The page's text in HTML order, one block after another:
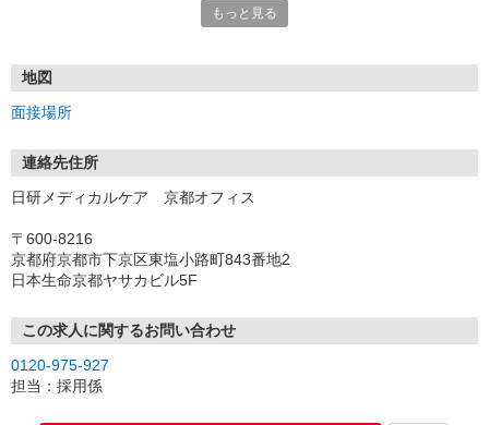
もっと見る
地図
面接場所
連絡先住所
日研メディカルケア 京都オフィス
〒600-8216
京都府京都市下京区東塩小路町843番地2
日本生命京都ヤサカビル5F
この求人に関するお問い合わせ
0120-975-927
担当：採用係